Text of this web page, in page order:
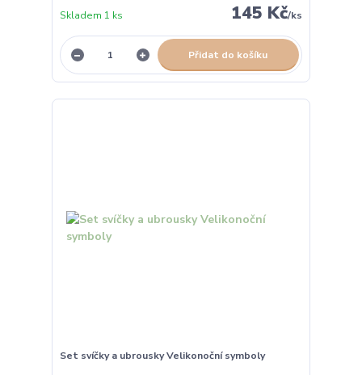
145 Kč/ks
Skladem 1 ks
Přidat do košíku
Set svíčky a ubrousky Velikonoční symboly